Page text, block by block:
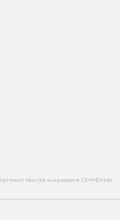
текста и нажмите Ctrl+Enter.